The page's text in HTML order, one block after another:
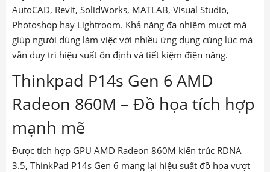
AutoCAD, Revit, SolidWorks, MATLAB, Visual Studio,
Photoshop hay Lightroom. Khả năng đa nhiệm mượt mà
giúp người dùng làm việc với nhiều ứng dụng cùng lúc mà
vẫn duy trì hiệu suất ổn định và tiết kiệm điện năng.
Thinkpad P14s Gen 6 AMD
Radeon 860M – Đồ họa tích hợp
mạnh mẽ
Được tích hợp GPU AMD Radeon 860M kiến trúc RDNA
3.5, ThinkPad P14s Gen 6 mang lại hiệu suất đồ họa vượt